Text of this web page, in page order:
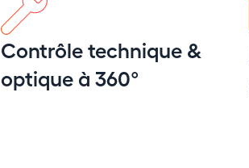
Contrôle technique &
optique à 360°